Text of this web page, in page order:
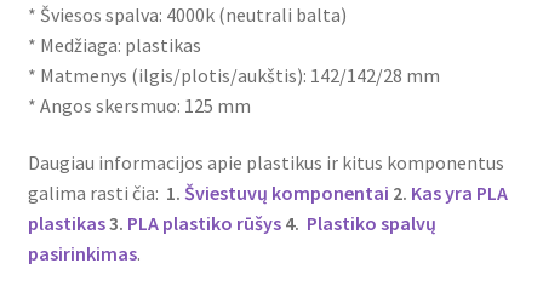
* Šviesos spalva: 4000k (neutrali balta)
* Medžiaga: plastikas
* Matmenys (ilgis/plotis/aukštis): 142/142/28 mm
* Angos skersmuo: 125 mm
Daugiau informacijos apie plastikus ir kitus komponentus
galima rasti čia: 1. Šviestuvų komponentai 2. Kas yra PLA
plastikas3. PLA plastiko rūšys4. Plastiko spalvų
pasirinkimas.